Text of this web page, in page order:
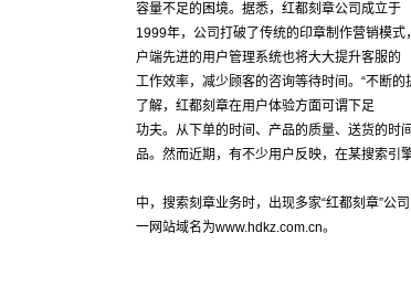
容量不足的困境。据悉，红都刻章公司成立于
1999年，公司打破了传统的印章制作营销模
户端先进的用户管理系统也将大大提升客服的
工作效率，减少顾客的咨询等待时间。“不断
了解，红都刻章在用户体验方面可谓下足
功夫。从下单的时间、产品的质量、送货的时
品。然而近期，有不少用户反映，在某搜索引
中，搜索刻章业务时，出现多家“红都刻章”公
一网站域名为www.hdkz.com.cn。